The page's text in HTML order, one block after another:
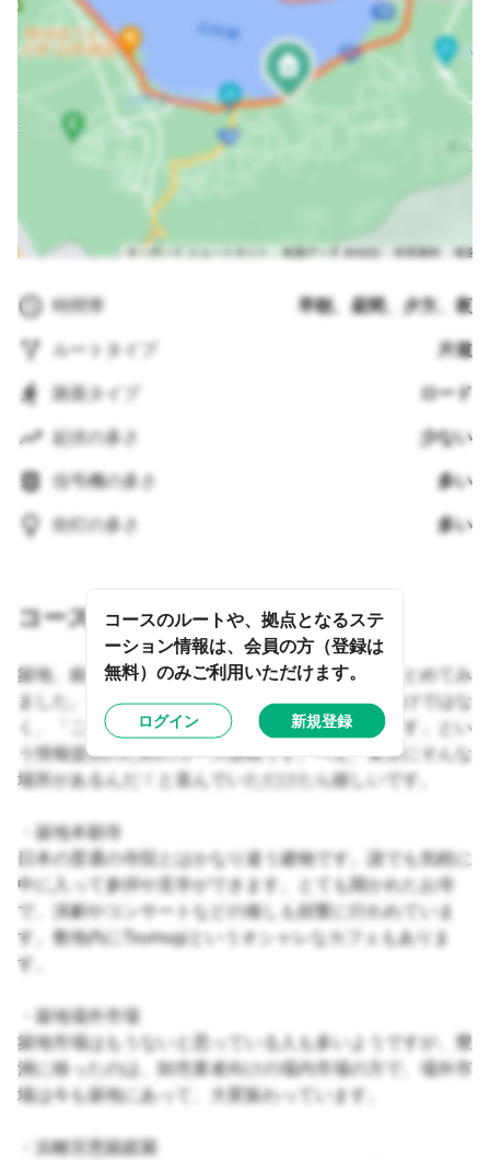
時間帯 早朝、昼間、夕方、夜
ルートタイプ 片道
路面タイプ ロード
起伏の多さ 少ない
信号機の多さ 多い
街灯の多さ 多い
コース説明
築地、銀座、日本橋エリアの面白いスポットをまとめてみ
ました。すべての場所に寄るのをオススメするわけではな
く、「このコースを走ると、こんな場所に寄れます」とい
う情報提供のためのコース投稿です。へえ、東京にそんな
場所があるんだ！と喜んでいただけたら嬉しいです。
・築地本願寺
日本の普通の寺院とはかなり違う建物です。誰でも気軽に
中に入って参拝や見学ができます。とても開かれたお寺
で、演劇やコンサートなどの催しも頻繁に行われていま
す。敷地内にTsumugiというオシャレなカフェもありま
す。
・築地場外市場
築地市場はもうないと思っている人も多いようですが、豊
洲に移ったのは、卸売業者向けの場内市場の方で、場外市
場は今も築地にあって、大変賑わっています。
・浜離宮恩賜庭園
コースのルートや、拠点となるステ
ーション情報は、会員の方（登録は
無料）のみご利用いただけます。
ログイン 新規登録